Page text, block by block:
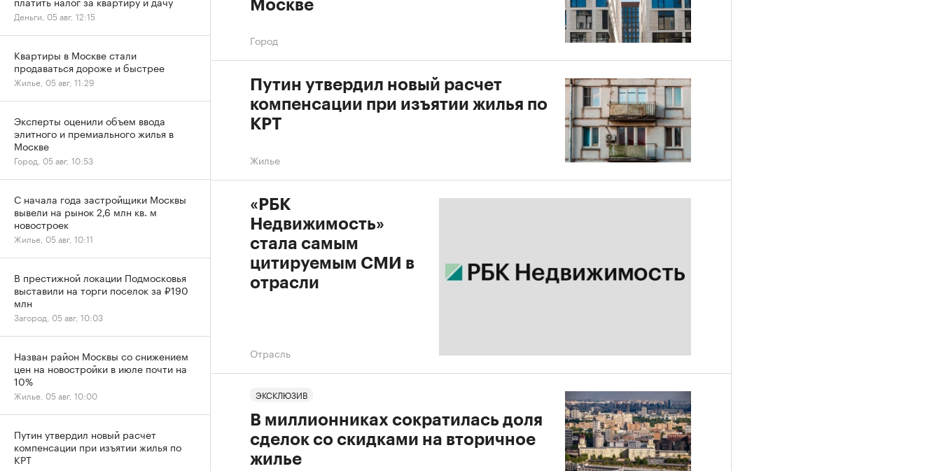
Город
Москве
Жилье
Путин утвердил новый расчет
компенсации при изъятии жилья по
КРТ
Отрасль
«РБК
Недвижимость»
стала самым
цитируемым СМИ в
отрасли
В миллионниках сократилась доля
сделок со скидками на вторичное
жилье
ЭКСКЛЮЗИВ
Деньги, 05 авг, 12:15
Квартиры в Москве стали
продаваться дороже и быстрее
Жилье, 05 авг, 11:29
Эксперты оценили объем ввода
элитного и премиального жилья в
Москве
Город, 05 авг, 10:53
С начала года застройщики Москвы
вывели на рынок 2,6 млн кв. м
новостроек
Жилье, 05 авг, 10:11
В престижной локации Подмосковья
выставили на торги поселок за ₽190
млн
Загород, 05 авг, 10:03
Назван район Москвы со снижением
цен на новостройки в июле почти на
10%
Жилье, 05 авг, 10:00
Путин утвердил новый расчет
компенсации при изъятии жилья по
КРТ